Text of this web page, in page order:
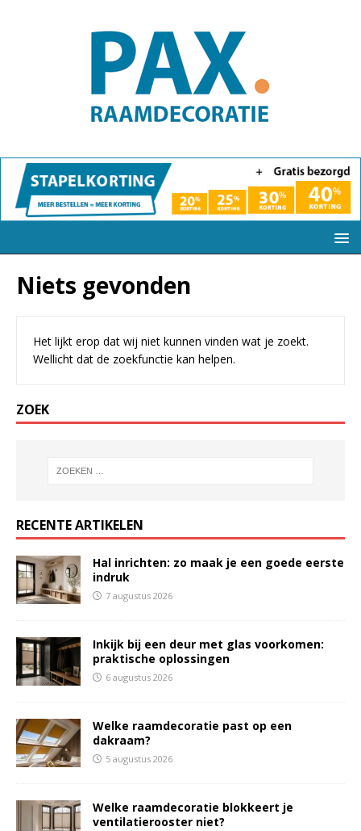
Niets gevonden
Het lijkt erop dat wij niet kunnen vinden wat je zoekt.
Wellicht dat de zoekfunctie kan helpen.
ZOEK
RECENTE ARTIKELEN
Hal inrichten: zo maak je een goede eerste
indruk
7 augustus 2026
Inkijk bij een deur met glas voorkomen:
praktische oplossingen
6 augustus 2026
Welke raamdecoratie past op een
dakraam?
5 augustus 2026
Welke raamdecoratie blokkeert je
ventilatierooster niet?